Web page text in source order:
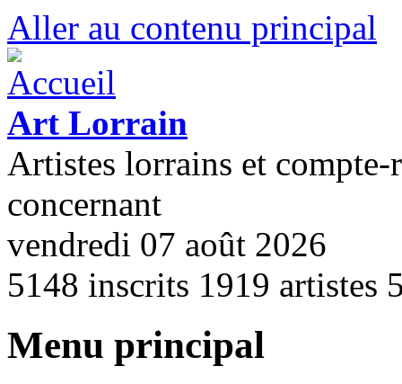
Aller au contenu principal
Art Lorrain
Artistes lorrains et compte-
concernant
vendredi 07 août 2026
5148 inscrits 1919 artistes
Menu principal